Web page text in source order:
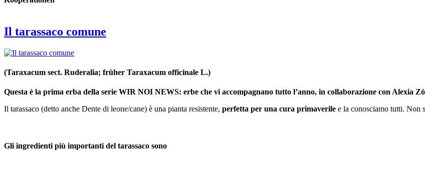
Il tarassaco comune
(Taraxacum sect. Ruderalia; früher Taraxacum officinale L.)
Questa è la prima erba della serie WIR NOI NEWS: erbe che vi accompagnano tutto l’anno, in collaborazione con Alexia
Il tarassaco (detto anche Dente di leone/cane) è una pianta resistente, perfetta per una cura primaverile e la conosciamo tutti. Non
Gli ingredienti più importanti del tarassaco sono